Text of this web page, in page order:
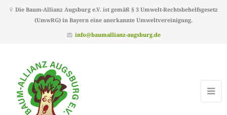
Die Baum-Allianz Augsburg e.V. ist gemäß § 3 Umwelt-Rechtsbehelfsgesetz
(UmwRG) in Bayern eine anerkannte Umweltvereinigung.
info@baumallianz-augsburg.de